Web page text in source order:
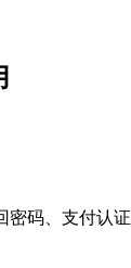
密码、支付认证